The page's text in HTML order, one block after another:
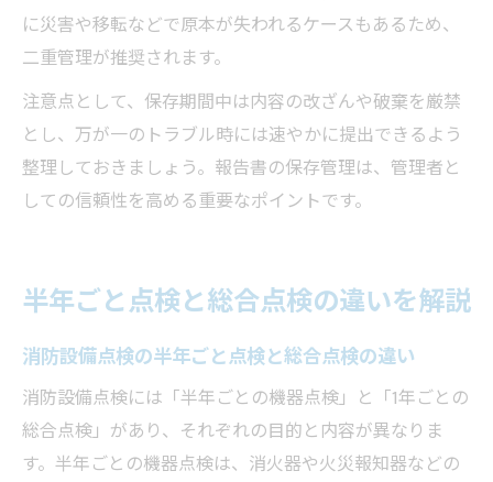
に災害や移転などで原本が失われるケースもあるため、
二重管理が推奨されます。
注意点として、保存期間中は内容の改ざんや破棄を厳禁
とし、万が一のトラブル時には速やかに提出できるよう
整理しておきましょう。報告書の保存管理は、管理者と
しての信頼性を高める重要なポイントです。
半年ごと点検と総合点検の違いを解説
消防設備点検の半年ごと点検と総合点検の違い
消防設備点検には「半年ごとの機器点検」と「1年ごとの
総合点検」があり、それぞれの目的と内容が異なりま
す。半年ごとの機器点検は、消火器や火災報知器などの